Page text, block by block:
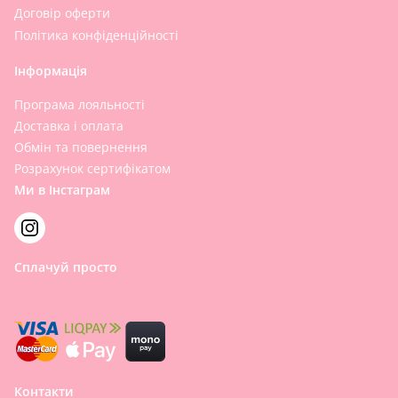
Договір оферти
Політика конфіденційності
Інформація
Програма лояльності
Доставка і оплата
Обмін та повернення
Розрахунок сертифікатом
Ми в Інстаграм
Сплачуй просто
Контакти